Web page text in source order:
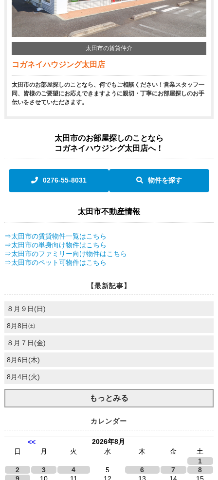
太田市の賃貸仲介
コガネイハウジング太田店
太田市のお部屋探しのことなら、何でもご相談ください！営業スタッフ一
同、皆様のご要望にお応えできますように親切・丁寧にお部屋探しのお手
伝いをさせていただきます。
太田市のお部屋探しのことなら
コガネイハウジング太田店へ！
0276-55-8031 物件を探す
太田市不動産情報
⇒太田市の賃貸物件一覧はこちら
⇒太田市の単身向け物件はこちら
⇒太田市のファミリー向け物件はこちら
⇒太田市のペット可物件はこちら
【最新記事】
８月９日(日)
8月8日㈯
８月７日(金)
8月6日(木)
8月4日(火)
もっとみる
カレンダー
<<
2026年8月
日
月 火 水 木 金
土
1
2
3 4 5 6 7
8